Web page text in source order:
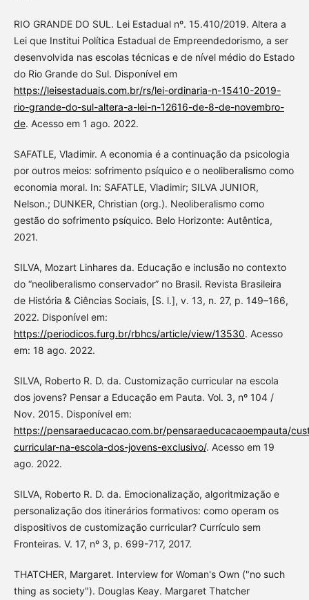
RIO GRANDE DO SUL. Lei Estadual nº. 15.410/2019. Altera a
Lei que Institui Política Estadual de Empreendedorismo, a ser
desenvolvida nas escolas técnicas e de nível médio do Estado
do Rio Grande do Sul. Disponível em
https://leisestaduais.com.br/rs/lei-ordinaria-n-15410-2019-
rio-grande-do-sul-altera-a-lei-n-12616-de-8-de-novembro-
de. Acesso em 1 ago. 2022.
SAFATLE, Vladimir. A economia é a continuação da psicologia
por outros meios: sofrimento psíquico e o neoliberalismo como
economia moral. In: SAFATLE, Vladimir; SILVA JUNIOR,
Nelson.; DUNKER, Christian (org.). Neoliberalismo como
gestão do sofrimento psíquico. Belo Horizonte: Autêntica,
2021.
SILVA, Mozart Linhares da. Educação e inclusão no contexto
do “neoliberalismo conservador” no Brasil. Revista Brasileira
de História & Ciências Sociais, [S. l.], v. 13, n. 27, p. 149–166,
2022. Disponível em:
https://periodicos.furg.br/rbhcs/article/view/13530. Acesso
em: 18 ago. 2022.
SILVA, Roberto R. D. da. Customização curricular na escola
dos jovens? Pensar a Educação em Pauta. Vol. 3, nº 104 /
Nov. 2015. Disponível em:
https://pensaraeducacao.com.br/pensaraeducacaoempauta/
curricular-na-escola-dos-jovens-exclusivo/. Acesso em 19
ago. 2022.
SILVA, Roberto R. D. da. Emocionalização, algoritmização e
personalização dos itinerários formativos: como operam os
dispositivos de customização curricular? Currículo sem
Fronteiras. V. 17, nº 3, p. 699-717, 2017.
THATCHER, Margaret. Interview for Woman's Own ("no such
thing as society"). Douglas Keay. Margaret Thatcher